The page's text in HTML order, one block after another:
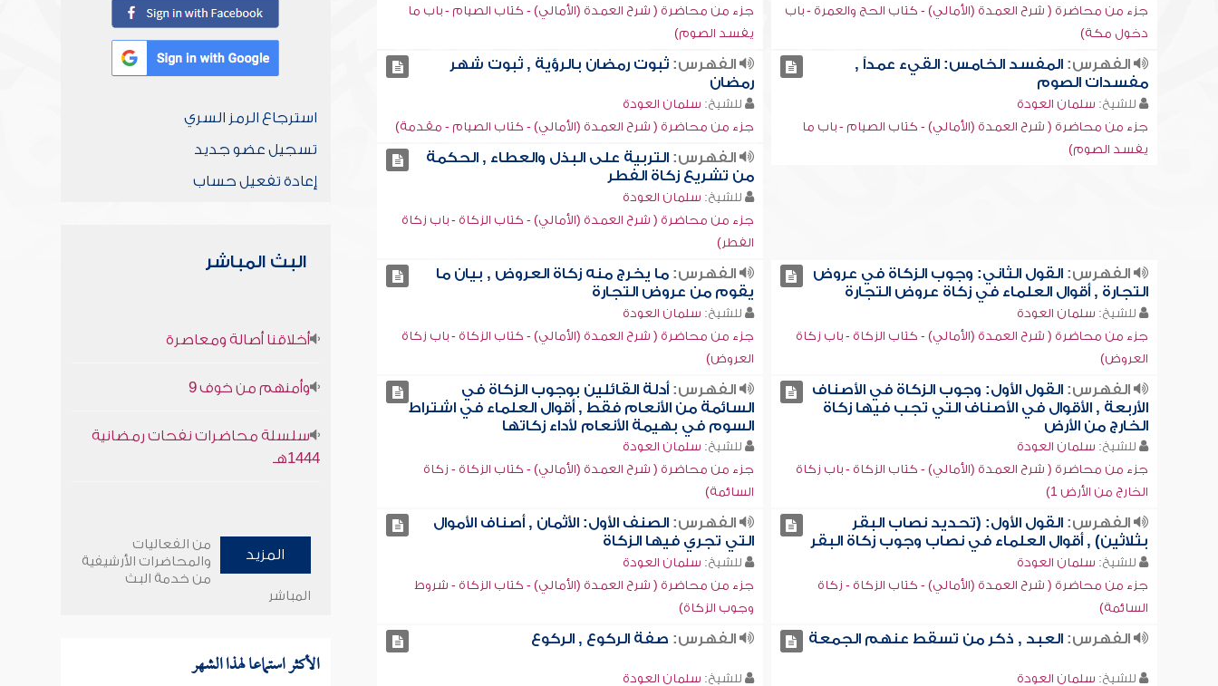
جزء من محاضرة ( شرح العمدة (الأمالي) - كتاب الحج والعمرة - باب
دخول مكة)
جزء من محاضرة ( شرح العمدة (الأمالي) - كتاب الصيام - باب ما
يفسد الصوم)
الفهرس:المفسد الخامس: القيء عمداً ,
مفسدات الصوم
للشيخ: سلمان العودة
جزء من محاضرة ( شرح العمدة (الأمالي) - كتاب الصيام - باب ما
يفسد الصوم)
الفهرس: ثبوت رمضان بالرؤية , ثبوت شهر
رمضان
للشيخ: سلمان العودة
جزء من محاضرة ( شرح العمدة (الأمالي) - كتاب الصيام - مقدمة)
الفهرس: التربية على البذل والعطاء , الحكمة
من تشريع زكاة الفطر
للشيخ: سلمان العودة
جزء من محاضرة ( شرح العمدة (الأمالي) - كتاب الزكاة - باب زكاة
الفطر)
الفهرس:القول الثاني: وجوب الزكاة في عروض
التجارة , أقوال العلماء في زكاة عروض التجارة
للشيخ: سلمان العودة
جزء من محاضرة ( شرح العمدة (الأمالي) - كتاب الزكاة - باب زكاة
العروض)
الفهرس: ما يخرج منه زكاة العروض , بيان ما
يقوم من عروض التجارة
للشيخ: سلمان العودة
جزء من محاضرة ( شرح العمدة (الأمالي) - كتاب الزكاة - باب زكاة
العروض)
الفهرس:القول الأول: وجوب الزكاة في الأصناف
الأربعة , الأقوال في الأصناف التي تجب فيها زكاة
الخارج من الأرض
للشيخ: سلمان العودة
جزء من محاضرة ( شرح العمدة (الأمالي) - كتاب الزكاة - باب زكاة
الخارج من الأرض 1)
الفهرس: أدلة القائلين بوجوب الزكاة في
السائمة من الأنعام فقط , أقوال العلماء في اشتراط
السوم في بهيمة الأنعام لأداء زكاتها
للشيخ: سلمان العودة
جزء من محاضرة ( شرح العمدة (الأمالي) - كتاب الزكاة - زكاة
السائمة)
الفهرس:القول الأول: (تحديد نصاب البقر
بثلاثين) , أقوال العلماء في نصاب وجوب زكاة البقر
للشيخ: سلمان العودة
جزء من محاضرة ( شرح العمدة (الأمالي) - كتاب الزكاة - زكاة
السائمة)
الفهرس: الصنف الأول: الأثمان , أصناف الأموال
التي تجري فيها الزكاة
للشيخ: سلمان العودة
جزء من محاضرة ( شرح العمدة (الأمالي) - كتاب الزكاة - شروط
وجوب الزكاة)
الفهرس:العبد , ذكر من تسقط عنهم الجمعة
للشيخ: سلمان العودة
الفهرس: صفة الركوع , الركوع
للشيخ: سلمان العودة
استرجاع الرمز السري
تسجيل عضو جديد
إعادة تفعيل حساب
البث المباشر
أخلاقنا أصالة ومعاصرة
وأمنهم من خوف 9
سلسلة محاضرات نفحات رمضانية
1444هـ
المزيد
من الفعاليات
والمحاضرات الأرشيفية
من خدمة البث
المباشر
الأكثر استماعا لهذا الشهر